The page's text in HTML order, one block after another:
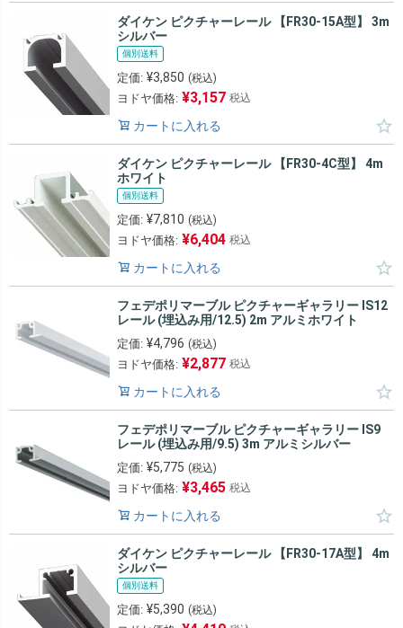
ダイケン ピクチャーレール 【FR30-15A型】 3m
シルバー
個別送料
定価: ¥3,850 (税込)
ヨドヤ価格: ¥3,157 税込
カートに入れる
ダイケン ピクチャーレール 【FR30-4C型】 4m
ホワイト
個別送料
定価: ¥7,810 (税込)
ヨドヤ価格: ¥6,404 税込
カートに入れる
フェデポリマーブル ピクチャーギャラリー IS12
レール (埋込み用/12.5) 2m アルミホワイト
定価: ¥4,796 (税込)
ヨドヤ価格: ¥2,877 税込
カートに入れる
フェデポリマーブル ピクチャーギャラリー IS9
レール (埋込み用/9.5) 3m アルミシルバー
定価: ¥5,775 (税込)
ヨドヤ価格: ¥3,465 税込
カートに入れる
ダイケン ピクチャーレール 【FR30-17A型】 4m
シルバー
個別送料
定価: ¥5,390 (税込)